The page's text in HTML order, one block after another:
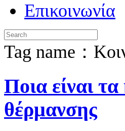
Επικοινωνία
Tag name：
Ποια είναι
θέρμανσης